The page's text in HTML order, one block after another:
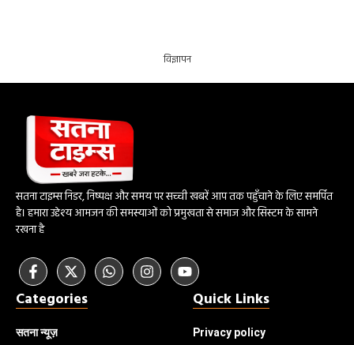
विज्ञापन
सतना टाइम्स निडर, निष्पक्ष और समय पर सच्ची खबरें आप तक पहुँचाने के लिए समर्पित
है। हमारा उद्देश्य आमजन की समस्याओं को प्रमुखता से समाज और सिस्टम के सामने
रखना है
Categories
सतना न्यूज़
Quick Links
Privacy policy